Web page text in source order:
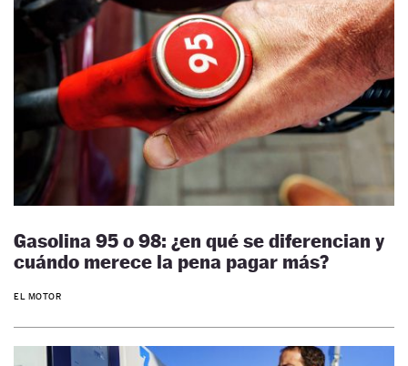
Gasolina 95 o 98: ¿en qué se diferencian y
cuándo merece la pena pagar más?
EL MOTOR